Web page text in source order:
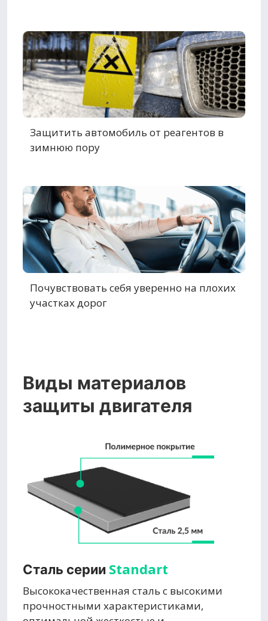
Защитить автомобиль от реагентов в
зимнюю пору
Почувствовать себя уверенно на плохих
участках дорог
Виды материалов
защиты двигателя
Сталь серии Standart
Высококачественная сталь с высокими
прочностными характеристиками,